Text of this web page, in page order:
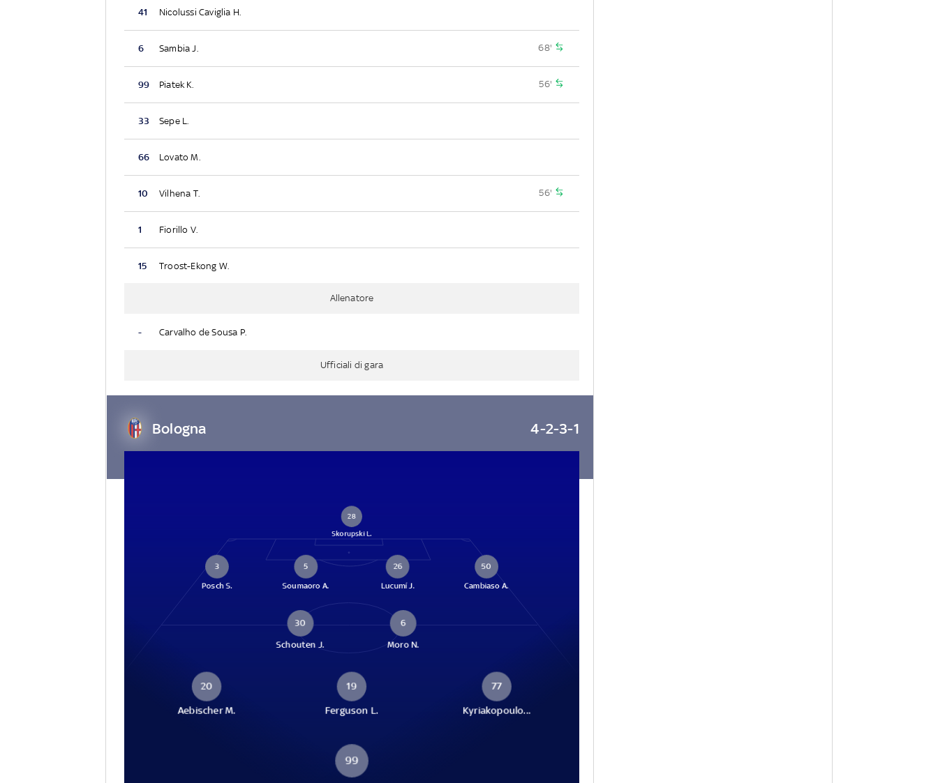
41 Nicolussi Caviglia H.
6 Sambia J. 68'
99 Piatek K. 56'
33 Sepe L.
66 Lovato M.
10 Vilhena T. 56'
1 Fiorillo V.
15 Troost-Ekong W.
Allenatore
- Carvalho de Sousa P.
Ufficiali di gara
Bologna 4-2-3-1
28
Skorupski L.
3
Posch S.
5
Soumaoro A.
26
Lucumí J.
50
Cambiaso A.
30
Schouten J.
6
Moro N.
20
Aebischer M.
19
Ferguson L.
77
Kyriakopoulo...
99